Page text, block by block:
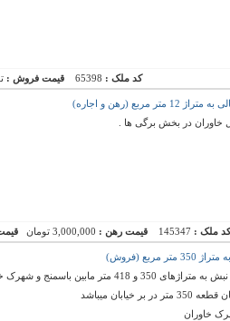
کد ملک : 65398 قیمت فروش :
(رهن و اجاره)
خاوران در بخش برگی ها .
کد ملک :145347 قیمت رهن : 3,000,000 تومان
(فروش)
میباشد
خاوران